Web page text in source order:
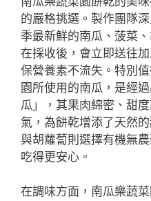
的嚴格挑選。製作團隊
季最新鮮的南瓜、菠菜
在採收後，會立即送往
保營養素不流失。特別
園所使用的南瓜，是經
瓜」，其果肉綿密、甜
氣，為餅乾增添了天然
與胡蘿蔔則選擇有機無
吃得更安心。
在調味方面，南瓜樂蔬